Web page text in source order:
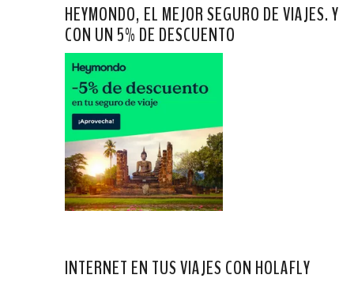
HEYMONDO, EL MEJOR SEGURO DE VIAJES. Y
CON UN 5% DE DESCUENTO
INTERNET EN TUS VIAJES CON HOLAFLY